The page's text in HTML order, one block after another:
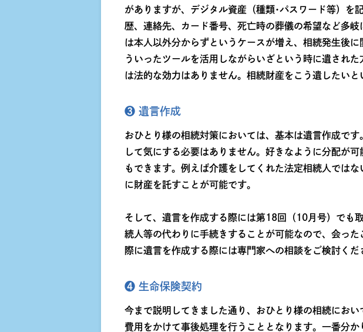
がありますが、デジタル資産（種類･パスワード等）を
歴、連絡先、カード番号、死亡時の葬儀の希望など多
は本人以外分からずというケースが増え、相続発生後
ういったツールを活用しながらいざという時に遺され
は法的な効力はありません。相続財産をこう遺したい
❸ 遺言作成
おひとり様の相続対策においては、基本は遺言作成で
して気にする必要はありません。好きなように分配が
もできます。例えば介護をしてくれた法定相続人では
に財産を託すことが可能です。
そして、遺言を作成する際には第18回（10月号）でも
続人等の代わりに手続きすることが可能なので、会っ
際に遺言を作成する際には専門家への相談をご検討くだ
❹ 生命保険契約
今まで説明してきました通り、おひとり様の相続にお
費用をかけて事後処理を行うこととなります。一番分